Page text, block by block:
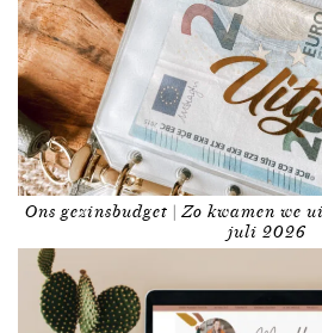
Ons gezinsbudget | Zo kwamen we
juli 2026